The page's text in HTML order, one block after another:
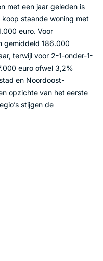
met een jaar geleden is
staande woning met
euro. Voor
gemiddeld 186.000
terwijl voor 2-1-onder-1-
euro ofwel 3,2%
en Noordoost-
opzichte van het eerste
stijgen de